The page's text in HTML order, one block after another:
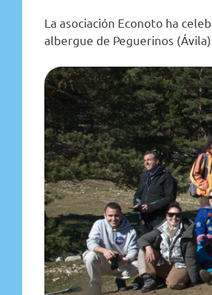
La asociación Econoto ha
albergue de Peguerinos